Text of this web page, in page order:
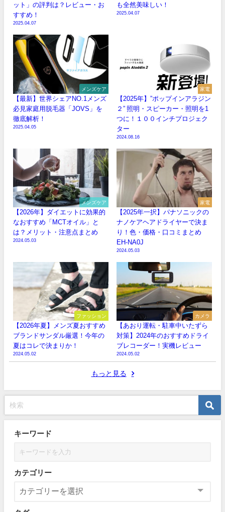
ット」の評判は？レビュー・お
すすめ！
2025.04.07
も全然美味しい！
2025.04.07
メンズケア
【最新】世界シェアNO.1メンズ
必見家庭用脱毛器「JOVS」を
徹底解析！
2025.04.05
家電
【2025年】”ポップインアラジン
２” 照明・スピーカー・照明を1
つに！１００インチプロジェク
ター
2024.08.16
メンズケア
【2026年】ダイエットに効果的
なおすすめ「MCTオイル」と
は？メリット・注意点まとめ
2024.05.03
家電
【2025年一択】パナソニックの
ナノケアヘアドライヤーで決ま
り！色・価格・口コミまとめ
EH-NA0J
2024.05.03
ファッション
【2026年夏】メンズ夏おすすめ
ブランドサンダル厳選！今年の
夏はコレで決まりか！
2024.05.02
カメラ
【あおり運転・駐車中いたずら
対策】2024年のおすすめドライ
ブレコーダー！実機レビュー
2024.05.02
もっと見る
キーワード
カテゴリー